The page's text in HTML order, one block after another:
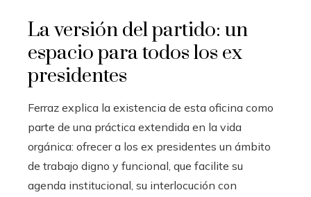
La versión del partido: un
espacio para todos los ex
presidentes
Ferraz explica la existencia de esta oficina como
parte de una práctica extendida en la vida
orgánica: ofrecer a los ex presidentes un ámbito
de trabajo digno y funcional, que facilite su
agenda institucional, su interlocución con